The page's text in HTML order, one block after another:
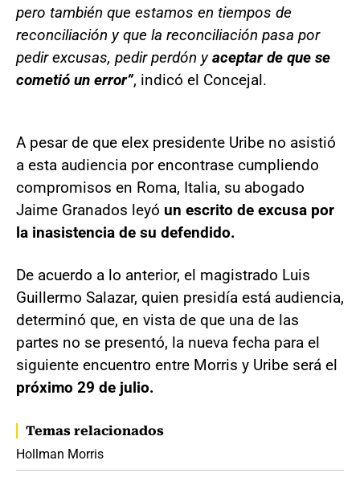
pero también que estamos en tiempos de
reconciliación y que la reconciliación pasa por
pedir excusas, pedir perdón yaceptar de que se
cometió un error”, indicó el Concejal.
A pesar de que elex presidente Uribe no asistió
a esta audiencia por encontrase cumpliendo
compromisos en Roma, Italia, su abogado
Jaime Granados leyó un escrito de excusa por
la inasistencia de su defendido.
De acuerdo a lo anterior, el magistrado Luis
Guillermo Salazar, quien presidía está audiencia,
determinó que, en vista de que una de las
partes no se presentó, la nueva fecha para el
siguiente encuentro entre Morris y Uribe será el
próximo 29 de julio.
Temas relacionados
Hollman Morris